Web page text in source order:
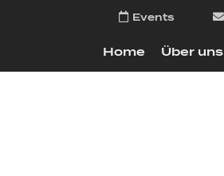
Events
Home Über uns